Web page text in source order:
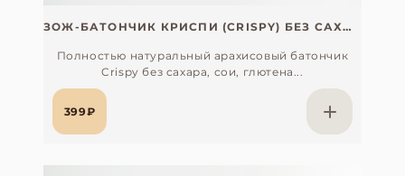
ЗОЖ-БАТОНЧИК КРИСПИ (CRISPY) БЕЗ САХАРА, СОИ, ГЛЮТЕНА И ЛАКТОЗЫ
Полностью натуральный арахисовый батончик
Crispy без сахара, сои, глютена...
399₽